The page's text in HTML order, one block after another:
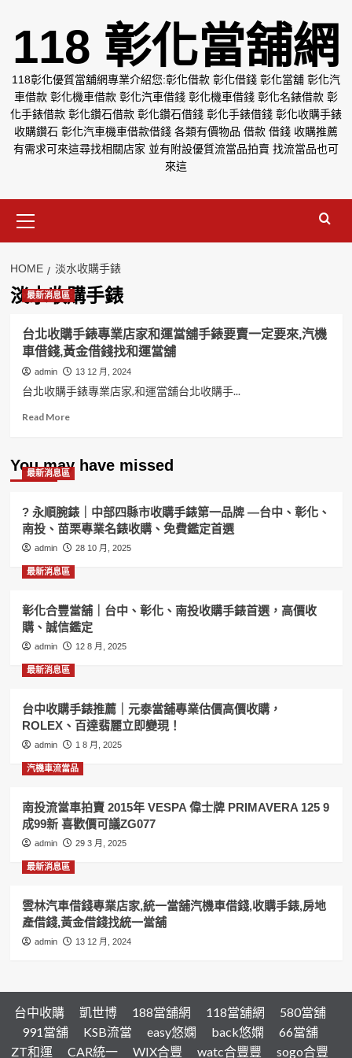
118 彰化當舖網
118彰化優質當舖網專業介紹您:彰化借款 彰化借錢 彰化當舖 彰化汽
車借款 彰化機車借款 彰化汽車借錢 彰化機車借錢 彰化名錶借款 彰
化手錶借款 彰化鑽石借款 彰化鑽石借錢 彰化手錶借錢 彰化收購手錶
收購鑽石 彰化汽車機車借款借錢 各類有價物品 借款 借錢 收購推薦
有需求可來這尋找相關店家 並有附設優質流當品拍賣 找流當品也可
來這
Menu
HOME 淡水收購手錶
淡水收購手錶
最新消息區
台北收購手錶專業店家和運當舖手錶要賣一定要來,汽機
車借錢,黃金借錢找和運當舖
admin 13 12 月, 2024
台北收購手錶專業店家,和運當舖台北收購手...
Read MoreRead
台
北
購
手
錶
專
業
店
和
運
當
舖
手
賣
一
定
來,
機
車
借
錢,
黃
錢
找
和
You may have missed
最新消息區
? 永順腕錶｜中部四縣市收購手錶第一品牌 —台中、彰化、
南投、苗栗專業名錶收購、免費鑑定首選
admin 28 10 月, 2025
最新消息區
彰化合豐當舖｜台中、彰化、南投收購手錶首選，高價收
購、誠信鑑定
admin 12 8 月, 2025
最新消息區
台中收購手錶推薦｜元泰當舖專業估價高價收購，
ROLEX、百達翡麗立即變現！
admin 1 8 月, 2025
汽機車流當品
南投流當車拍賣 2015年 VESPA 偉士牌 PRIMAVERA 125 9
成99新 喜歡價可議ZG077
admin 29 3 月, 2025
最新消息區
雲林汽車借錢專業店家,統一當舖汽機車借錢,收購手錶,房地
產借錢,黃金借錢找統一當舖
admin 13 12 月, 2024
台中收購 凱世博 188當舖網 118當舖網
580當舖
991當舖
KSB流當 easy悠嫻 back悠嫻
66當舖
ZT和運
CAR統一 WIX合豐 watc合豐豐 sogo合豐